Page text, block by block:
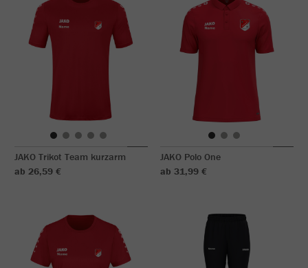
JAKO Trikot Team kurzarm
ab 26,59 €
JAKO Polo One
ab 31,99 €